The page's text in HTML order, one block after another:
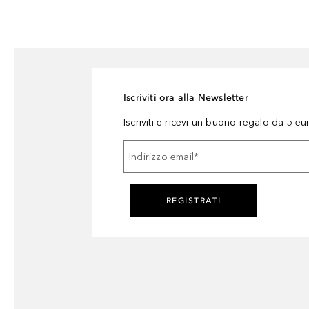
Iscriviti ora alla Newsletter
Iscriviti e ricevi un buono regalo da 5
Indirizzo email *
REGISTRATI